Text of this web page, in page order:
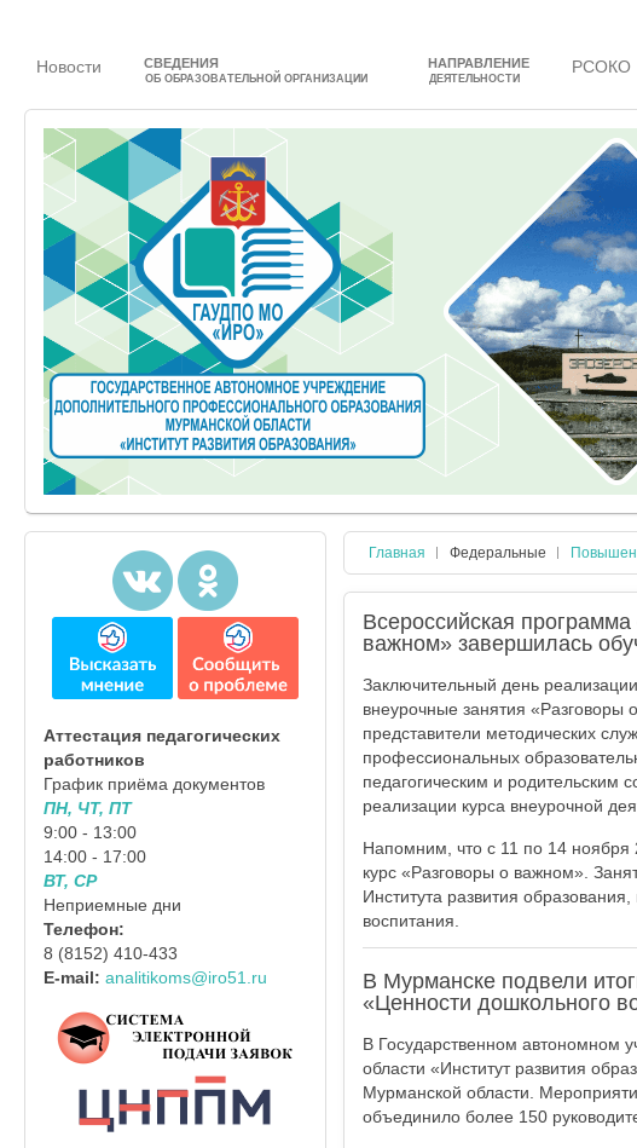
Новости СВЕДЕНИЯ
ОБ ОБРАЗОВАТЕЛЬНОЙ ОРГАНИЗАЦИИ
НАПРАВЛЕНИЕ
ДЕЯТЕЛЬНОСТИ
РСОКО
Главная Федеральные
Всероссийская
важном» завершилась
Заключительный день
внеурочные занятия «Разговоры
представители методических
профессиональных
педагогическим и родительским
реализации курса внеурочной
Напомним, что с 11 по 14 ноября
курс «Разговоры о важном».
Института развития
воспитания.
В Мурманске подвели
«Ценности дошкольного
В Государственном автономном
области «Институт развития
Мурманской области.
объединило более 150
Аттестация педагогических
работников
График приёма документов
ПН, ЧТ, ПТ
9:00 - 13:00
14:00 - 17:00
ВТ, СР
Неприемные дни
Телефон:
8 (8152) 410-433
E-mail: analitikoms@iro51.ru